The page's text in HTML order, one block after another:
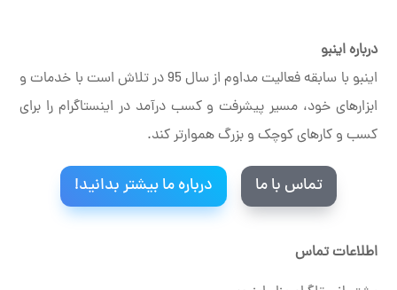
درباره اینبو
اینبو با سابقه فعالیت مداوم از سال 95 در تلاش است با خدمات و
ابزارهای خود، مسیر پیشرفت و کسب درآمد در اینستاگرام را برای
کسب و کارهای کوچک و بزرگ هموارتر کند.
تماس با ما درباره ما بیشتر بدانید!
اطلاعات تماس